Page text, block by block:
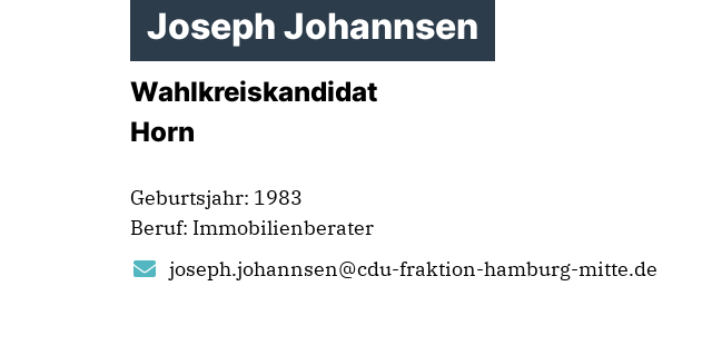
Joseph Johannsen
Wahlkreiskandidat
Horn
Geburtsjahr: 1983
Beruf: Immobilienberater
joseph.johannsen@cdu-fraktion-hamburg-mitte.de